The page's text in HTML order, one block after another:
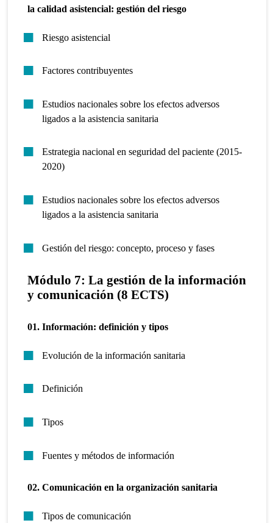
la calidad asistencial: gestión del riesgo
Riesgo asistencial
Factores contribuyentes
Estudios nacionales sobre los efectos adversos
ligados a la asistencia sanitaria
Estrategia nacional en seguridad del paciente (2015-
2020)
Estudios nacionales sobre los efectos adversos
ligados a la asistencia sanitaria
Gestión del riesgo: concepto, proceso y fases
Módulo 7: La gestión de la información
y comunicación (8 ECTS)
01. Información: definición y tipos
Evolución de la información sanitaria
Definición
Tipos
Fuentes y métodos de información
02. Comunicación en la organización sanitaria
Tipos de comunicación